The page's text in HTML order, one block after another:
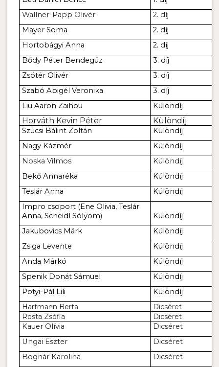
Wallner-Papp Olivér
2. díj
Mayer Soma
2. díj
Hortobágyi Anna
2. díj
Bődy Péter Bendegúz
3. díj
Zsótér Olivér
3. díj
Szabó Abigél Veronika
3. díj
Liu Aaron Zaihou
Különdíj
Horváth Kevin Péter Különdíj
Szücsi Bálint Zoltán
Különdíj
Nagy Kázmér
Különdíj
Noska Vilmos
Különdíj
Bekő Annaréka
Különdíj
Teslár Anna
Különdíj
Impro csoport (Ene Olivia, Teslár
Anna, Scheidl Sólyom)
Különdíj
Jakubovics Márk
Különdíj
Zsiga Levente
Különdíj
Anda Márkó
Különdíj
Spenik Donát Sámuel
Különdíj
Potyi-Pál Lili
Különdíj
Hartmann Berta
Dicséret
Rosta Zsófia
Dicséret
Kauer Olívia
Dicséret
Ungai Eszter
Dicséret
Bognár Karolina
Dicséret